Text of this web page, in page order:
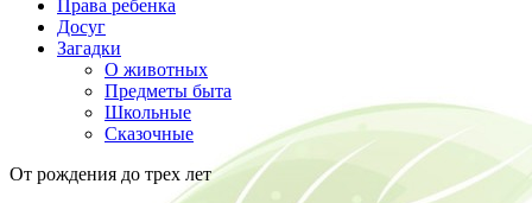
Права ребенка
Досуг
Загадки
О животных
Предметы быта
Школьные
Сказочные
От рождения до трех лет